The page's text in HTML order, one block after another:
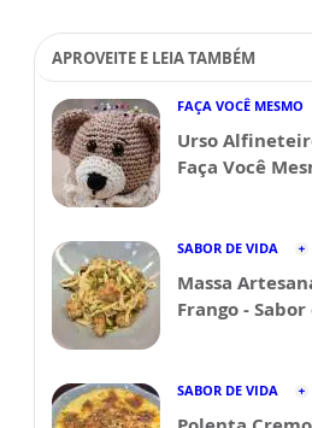
APROVEITE E LEIA TAMBÉM
FAÇA VOCÊ MESMO
Urso
Faça Você
SABOR DE VIDA
Massa
Frango -
SABOR DE VIDA